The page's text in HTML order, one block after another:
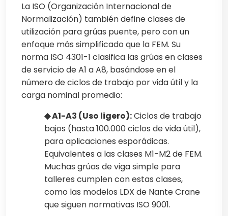
La ISO (Organización Internacional de
Normalización) también define clases de
utilización para grúas puente, pero con un
enfoque más simplificado que la FEM. Su
norma ISO 4301-1 clasifica las grúas en clases
de servicio de A1 a A8, basándose en el
número de ciclos de trabajo por vida útil y la
carga nominal promedio:
◆ A1-A3 (Uso ligero):Ciclos de trabajo
bajos (hasta 100.000 ciclos de vida útil),
para aplicaciones esporádicas.
Equivalentes a las clases M1-M2 de FEM.
Muchas grúas de viga simple para
talleres cumplen con estas clases,
como las modelos LDX de Nante Crane
que siguen normativas ISO 9001.